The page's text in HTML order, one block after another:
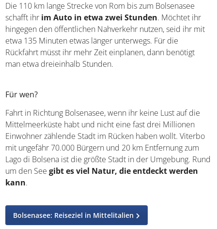
Die 110 km lange Strecke von Rom bis zum Bolsenasee
schafft ihr im Auto in etwa zwei Stunden. Möchtet ihr
hingegen den öffentlichen Nahverkehr nutzen, seid ihr mit
etwa 135 Minuten etwas länger unterwegs. Für die
Rückfahrt müsst ihr mehr Zeit einplanen, dann benötigt
man etwa dreieinhalb Stunden.
Für wen?
Fahrt in Richtung Bolsenasee, wenn ihr keine Lust auf die
Mittelmeerküste habt und nicht eine fast drei Millionen
Einwohner zählende Stadt im Rücken haben wollt. Viterbo
mit ungefähr 70.000 Bürgern und 20 km Entfernung zum
Lago di Bolsena ist die größte Stadt in der Umgebung. Rund
um den Seegibt es viel Natur, die entdeckt werden
kann.
Bolsenasee: Reiseziel in Mittelitalien